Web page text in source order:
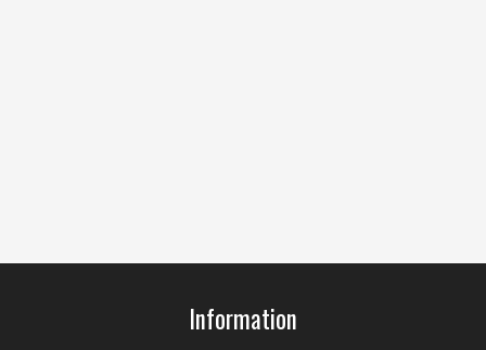
Information